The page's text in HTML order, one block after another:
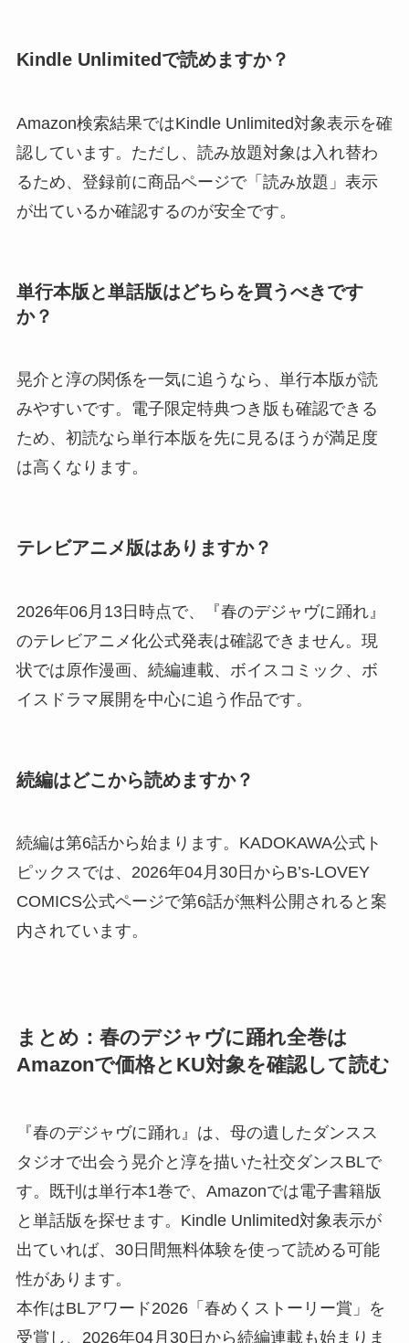
Kindle Unlimitedで読めますか？
Amazon検索結果ではKindle Unlimited対象表示を確
認しています。ただし、読み放題対象は入れ替わ
るため、登録前に商品ページで「読み放題」表示
が出ているか確認するのが安全です。
単行本版と単話版はどちらを買うべきです
か？
晃介と淳の関係を一気に追うなら、単行本版が読
みやすいです。電子限定特典つき版も確認できる
ため、初読なら単行本版を先に見るほうが満足度
は高くなります。
テレビアニメ版はありますか？
2026年06月13日時点で、『春のデジャヴに踊れ』
のテレビアニメ化公式発表は確認できません。現
状では原作漫画、続編連載、ボイスコミック、ボ
イスドラマ展開を中心に追う作品です。
続編はどこから読めますか？
続編は第6話から始まります。KADOKAWA公式ト
ピックスでは、2026年04月30日からB’s-LOVEY
COMICS公式ページで第6話が無料公開されると案
内されています。
まとめ：春のデジャヴに踊れ全巻は
Amazonで価格とKU対象を確認して読む
『春のデジャヴに踊れ』は、母の遺したダンスス
タジオで出会う晃介と淳を描いた社交ダンスBLで
す。既刊は単行本1巻で、Amazonでは電子書籍版
と単話版を探せます。Kindle Unlimited対象表示が
出ていれば、30日間無料体験を使って読める可能
性があります。
本作はBLアワード2026「春めくストーリー賞」を
受賞し、2026年04月30日から続編連載も始まりま